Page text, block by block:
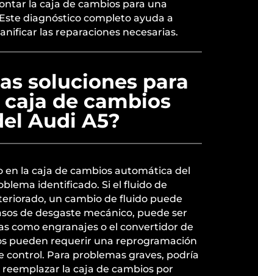
la caja de cambios para una
diagnóstico completo ayuda a
las reparaciones necesarias.
soluciones para
de cambios
Audi A5?
en la caja de cambios automática del
identificado. Si el fluido de
un cambio de fluido puede
de desgaste mecánico, puede ser
como engranajes o el convertidor de
pueden requerir una reprogramación
control. Para problemas graves, podría
la caja de cambios por